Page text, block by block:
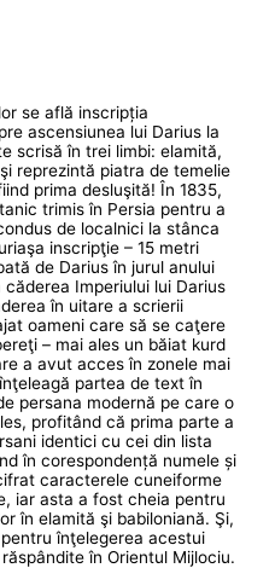
se află inscripția
ascensiunea lui Darius la
scrisă în trei limbi: elamită,
reprezintă piatra de temelie
prima desluşită! În 1835,
trimis în Persia pentru a
de localnici la stânca
inscripţie – 15 metri
de Darius în jurul anului
Imperiului lui Darius
în uitare a scrierii
oameni care să se caţere
– mai ales un băiat kurd
a avut acces în zonele mai
partea de text în
persana modernă pe care o
profitând că prima parte a
identici cu cei din lista
în corespondență numele și
caracterele cuneiforme
iar asta a fost cheia pentru
în elamită şi babiloniană. Şi,
înţelegerea acestui
în Orientul Mijlociu.